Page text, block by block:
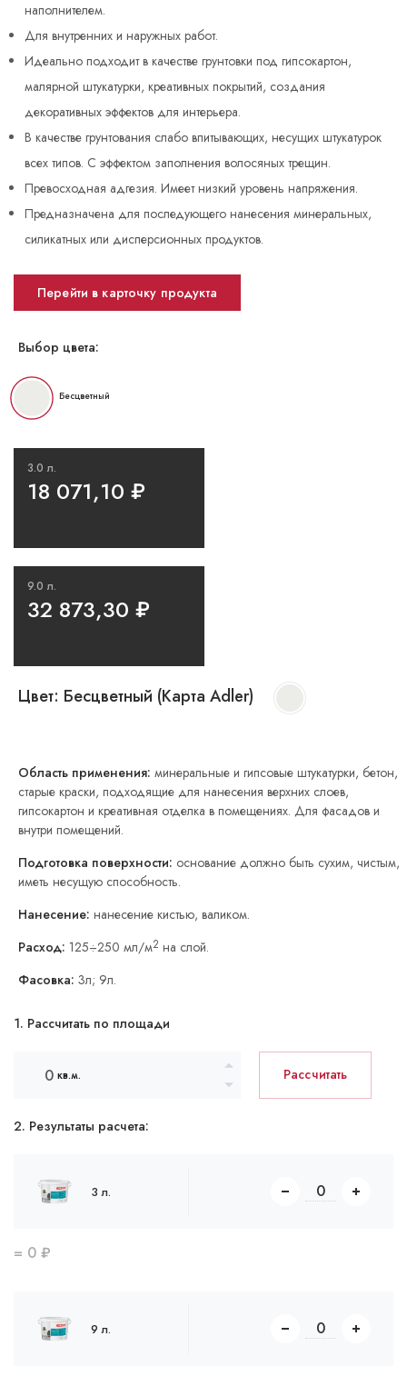
наполнителем.
Для внутренних и наружных работ.
Идеально подходит в качестве грунтовки под гипсокартон,
малярной штукатурки, креативных покрытий, создания
декоративных эффектов для интерьера.
В качестве грунтования слабо впитывающих, несущих штукатурок
всех типов. С эффектом заполнения волосяных трещин.
Превосходная адгезия. Имеет низкий уровень напряжения.
Предназначена для последующего нанесения минеральных,
силикатных или дисперсионных продуктов.
Перейти в карточку продукта
Выбор цвета:
Бесцветный
3.0 л.
18 071,10 ₽
9.0 л.
32 873,30 ₽
Цвет: Бесцветный (Карта Adler)
Область применения: минеральные и гипсовые штукатурки, бетон,
старые краски, подходящие для нанесения верхних слоев,
гипсокартон и креативная отделка в помещениях. Для фасадов и
внутри помещений.
Подготовка поверхности: основание должно быть сухим, чистым,
иметь несущую способность.
Нанесение: нанесение кистью, валиком.
Расход: 125÷250 мл/м2 на слой.
Фасовка: 3л; 9л.
1. Рассчитать по площади
кв.м. Рассчитать
2. Результаты расчета:
3 л.
= 0 ₽
9 л.